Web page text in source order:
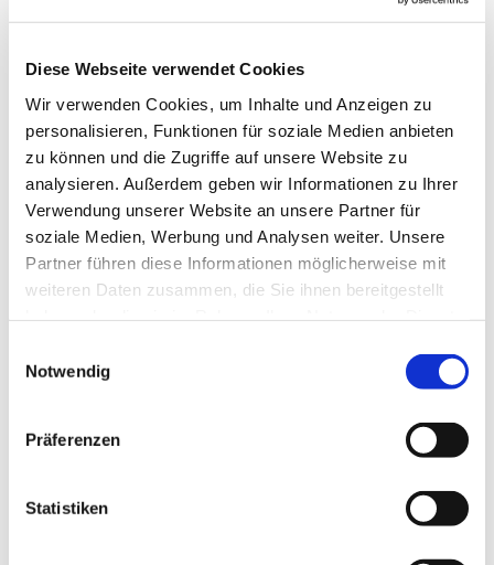
Diese Webseite verwendet Cookies
Wir verwenden Cookies, um Inhalte und Anzeigen zu
personalisieren, Funktionen für soziale Medien anbieten
zu können und die Zugriffe auf unsere Website zu
analysieren. Außerdem geben wir Informationen zu Ihrer
Verwendung unserer Website an unsere Partner für
soziale Medien, Werbung und Analysen weiter. Unsere
Partner führen diese Informationen möglicherweise mit
weiteren Daten zusammen, die Sie ihnen bereitgestellt
Notwendig
Präferenzen
StatistikenDies könnte Sie auch